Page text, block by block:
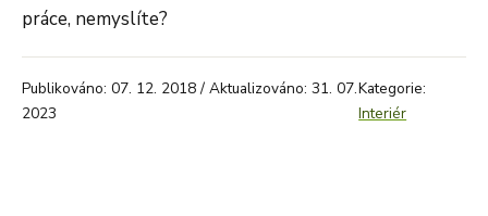
práce, nemyslíte?
Publikováno: 07. 12. 2018 / Aktualizováno: 31. 07.
2023
Kategorie:
Interiér